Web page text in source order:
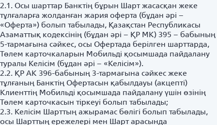
2.1. Осы шарттар Банктің бұрын Шарт жасасқан жеке
тұлғаларға жолданған жария оферта (бұдан әрі –
«Оферта») болып табылады, Қазақстан Республикасы
Азаматтық кодексінің (бұдан әрі – ҚР МК) 395 – бабының
5-тармағына сәйкес, осы Офертада берілген шарттарда,
Төлем карточкаларын Мобильді қосымшада пайдалану
туралы Келісім (бұдан әрі – «Келісім»).
2.2. ҚР АК 396-бабының 3-тармағына сәйкес жеке
тұлғаның Банктің Офертасын қабылдауы (акцепті)
Клиенттің Мобильді қосымшада пайдалану үшін өзінің
Төлем карточкасын тіркеуі болып табылады;
2.3. Келісім Шарттың ажырамас бөлігі болып табылады,
осы Шарттың ережелері мен Шарт арасында